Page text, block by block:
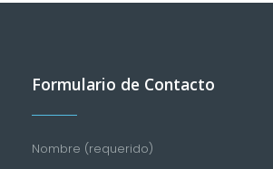
Formulario de Contacto
Nombre (requerido)